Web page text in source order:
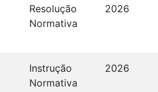
Resolução
Normativa
2026
Instrução
Normativa
2026